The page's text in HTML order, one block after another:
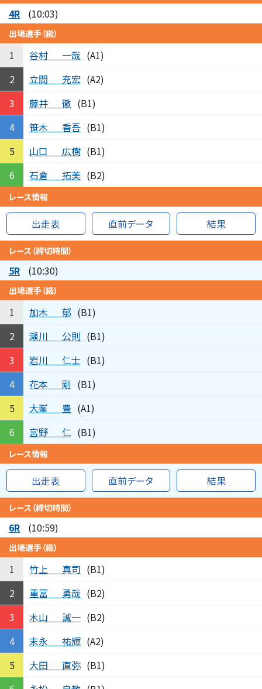
4R (10:03)
出場選手（級）
1 谷村 一哉 (A1)
2
立間 充宏 (A2)
3
藤井 徹 (B1)
4
笹木 香吾 (B1)
5
山口 広樹 (B1)
6
石倉 拓美 (B2)
レース情報
出走表 直前データ 結果
レース（締切時間）
5R (10:30)
出場選手（級）
1 加木 郁 (B1)
2
瀬川 公則 (B1)
3
岩川 仁士 (B1)
4
花本 剛 (B1)
5
大峯 豊 (A1)
6
宮野 仁 (B1)
レース情報
出走表 直前データ 結果
レース（締切時間）
6R (10:59)
出場選手（級）
1 竹上 真司 (B1)
2
重冨 勇哉 (B2)
3
木山 誠一 (B2)
4
末永 祐輝 (A2)
5
大田 直弥 (B1)